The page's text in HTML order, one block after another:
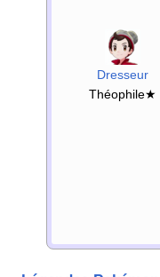
Dresseur
Théophile★